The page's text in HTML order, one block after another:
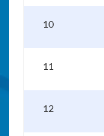
10
11
12